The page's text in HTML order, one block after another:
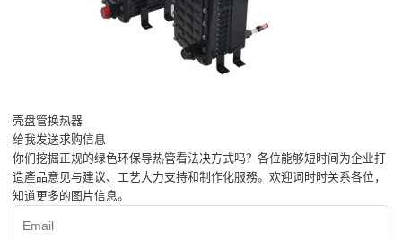
壳盘管换热器
给我发送求购信息
你们挖掘正规的绿色环保导热管看法决方式吗？各位能够短时间为企业打
造產品意见与建议、工艺大力支持和制作化服務。欢迎词时时关系各位，
知道更多的图片信息。